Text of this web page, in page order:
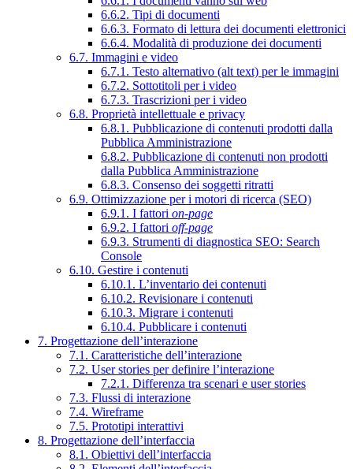
6.6.2. Tipi di documenti
6.6.3. Formato di lettura dei documenti elettronici
6.6.4. Modalità di produzione dei documenti
6.7. Immagini e video
6.7.1. Testo alternativo (alt text) per le immagini
6.7.2. Sottotitoli per i video
6.7.3. Trascrizioni per i video
6.8. Proprietà intellettuale e privacy
6.8.1. Pubblicazione di contenuti prodotti dalla
Pubblica Amministrazione
6.8.2. Pubblicazione di contenuti non prodotti
dalla Pubblica Amministrazione
6.8.3. Consenso dei soggetti ritratti
6.9. Ottimizzazione per i motori di ricerca (SEO)
6.9.1. I fattori on-page
6.9.2. I fattori off-page
6.9.3. Strumenti di diagnostica SEO: Search
Console
6.10. Gestire i contenuti
6.10.1. L’inventario dei contenuti
6.10.2. Revisionare i contenuti
6.10.3. Migrare i contenuti
6.10.4. Pubblicare i contenuti
7. Progettazione dell’interazione
7.1. Caratteristiche dell’interazione
7.2. User stories per definire l’interazione
7.2.1. Differenza tra scenari e user stories
7.3. Flussi di interazione
7.4. Wireframe
7.5. Prototipi interattivi
8. Progettazione dell’interfaccia
8.1. Obiettivi dell’interfaccia